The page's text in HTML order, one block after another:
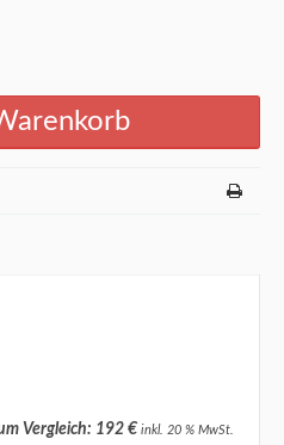
Vergleich: 192 € inkl. 20 % MwSt.